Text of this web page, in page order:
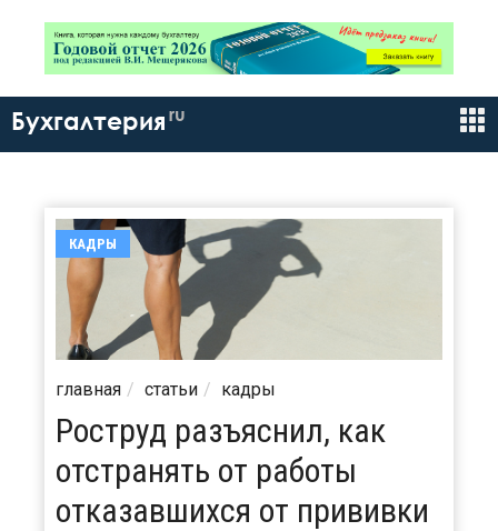
Бухгалтерия ru
КАДРЫ
главная статьи кадры
Роструд разъяснил, как
отстранять от работы
отказавшихся от прививки